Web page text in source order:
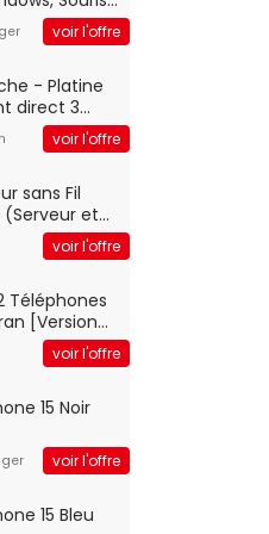
USB Plug
Taillevoir l'offre
- Platine
direct 3
min) avec
USBvoir l'offre
sans Fil
(Serveur et
Mode Point
voir l'offre
Téléphones
[Version
voir l'offre
15 Noir
voir l'offre
15 Bleu